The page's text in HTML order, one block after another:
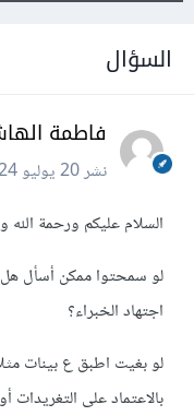
السؤال
فاطمة
نشر20 يوليو 2024
السلام عليكم ورحمة الله
اجتهاد الخبراء؟
لو بغيت اطبق ع بينات
بالاعتماد على التغريدات